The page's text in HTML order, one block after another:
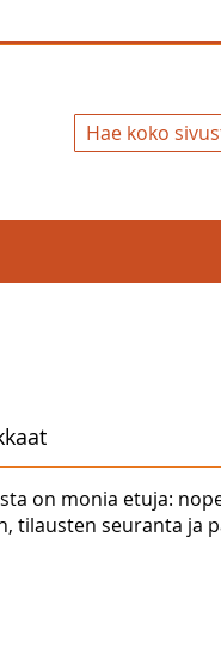
on monia etuja:
tilausten seuranta ja